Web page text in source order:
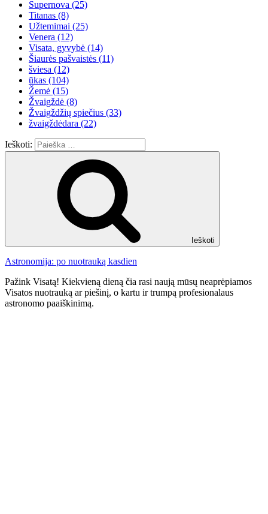
Supernova (25)
Titanas (8)
Užtemimai (25)
Venera (12)
Visata, gyvybė (14)
Šiaurės pašvaistės (11)
šviesa (12)
ūkas (104)
Žemė (15)
Žvaigždė (8)
Žvaigždžių spiečius (33)
žvaigždėdara (22)
Ieškoti:
Ieškoti
Astronomija: po nuotrauką kasdien
Pažink Visatą! Kiekvieną dieną čia rasi naują mūsų neaprėpiamos
Visatos nuotrauką ar piešinį, o kartu ir trumpą profesionalaus
astronomo paaiškinimą.